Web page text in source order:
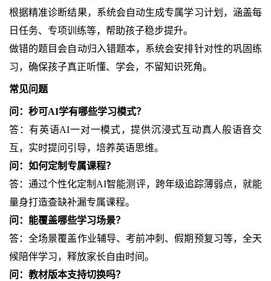
根据精准诊断结果，系统会自动生成专属学习计划，涵盖每
日任务、专项训练等，帮助孩子稳步提升。
做错的题目会自动归入错题本，系统会安排针对性的巩固练
习，确保孩子真正听懂、学会，不留知识死角。
常见问题
问：秒可AI学有哪些学习模式？
答：有英语AI一对一模式，提供沉浸式互动真人般语音交
互，实时提问引导，培养英语思维。
问：如何定制专属课程？
答：通过个性化定制AI智能测评，跨年级追踪薄弱点，就能
量身打造查缺补漏专属课程。
问：能覆盖哪些学习场景？
答：全场景覆盖作业辅导、考前冲刺、假期预复习等，全天
候陪伴学习，释放家长自由时间。
问：教材版本支持切换吗？